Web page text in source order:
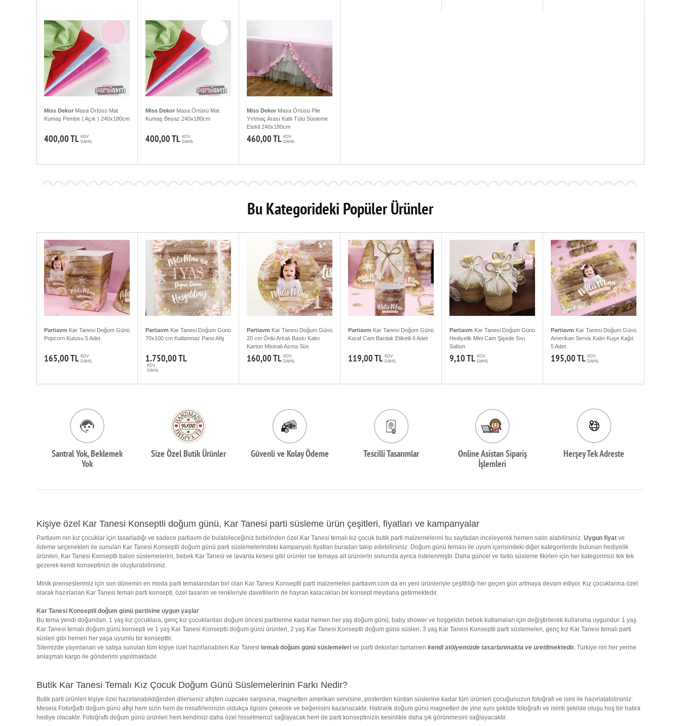
Miss Dekor Masa Örtüsü Mat
Kumaş Pembe ( Açık ) 240x180cm
400,00 TL KDV
DAHİL
Miss DekorMasa Örtüsü Mat
Kumaş Beyaz 240x180cm
400,00 TL KDV
DAHİL
Miss DekorMasa Örtüsü Pile
Yırtmaç Arası Katlı Tütü Süsleme
Etekli 240x180cm
460,00 TL KDV
DAHİL
Bu Kategorideki Popüler Ürünler
Partiavm Kar Tanesi Doğum Günü
Popcorn Kutusu 5 Adet
165,00 TL KDV
DAHİL
Partiavm Kar Tanesi Doğum Günü
70x100 cm Katlanmaz Pano Afiş
1.750,00 TL
KDV
DAHİL
Partiavm Kar Tanesi Doğum Günü
20 cm Önlü Arkalı Baskı Kalın
Karton Misinalı Asma Süs
160,00 TL KDV
DAHİL
Partiavm Kar Tanesi Doğum Günü
Karaf Cam Bardak Etiketli 6 Adet
119,00 TL KDV
DAHİL
Partiavm Kar Tanesi Doğum Günü
Hediyelik Mini Cam Şişede Sıvı
Sabun
9,10 TL KDV
DAHİL
Partiavm Kar Tanesi Doğum Günü
Amerikan Servis Kalın Kuşe Kağıt
5 Adet
195,00 TL KDV
DAHİL
Santral Yok, Beklemek
Yok
Size Özel Butik Ürünler Güvenli ve Kolay Ödeme Tescilli Tasarımlar
Online Asistan Sipariş
İşlemleri
Herşey Tek Adreste
Kişiye özel Kar Tanesi Konseptli doğum günü, Kar Tanesi parti süsleme ürün çeşitleri, fiyatları ve kampanyalar
Partiavm nin kız çocuklar için tasarladığı ve sadece partiavm de bulabileceğiniz birbirinden özel Kar Tanesi temalı kız çocuk butik parti malzemelerini bu sayfadan inceleyerek hemen satın alabilirsiniz. Uygun fiyat ve
ödeme seçenekleri ile sunulan Kar Tanesi Konseptli doğum günü parti süslemelerindeki kampanyalı fiyatları buradan takip edebilirsiniz. Doğum günü teması ile uyum içerisindeki diğer kategorilerde bulunan hediyelik
ürünleri, Kar Tanesi Konseptli balon süslemelerini, bebek Kar Tanesi ve lavanta kesesi gibi ürünler ise temaya ait ürünlerin sonunda ayrıca listelenmiştir. Daha güncel ve farklı süsleme fikirleri için her kategorimizi tek tek
gezerek kendi konseptinizi de oluşturabilirsiniz.
Minik prenseslerimiz için son dönemin en moda parti temalarından biri olan Kar Tanesi Konseptli parti malzemeleri partiavm.com da en yeni ürünleriyle çeşitliliği her geçen gün artmaya devam ediyor. Kız çocuklarına özel
olarak hazırlanan Kar Tanesi temalı parti konsepti, özel tasarım ve renkleriyle davetlilerin de hayran kalacakları bir konsept meydana getirmektedir.
Kar Tanesi Konseptli doğum günü partisine uygun yaşlar
Bu tema yendi doğandan, 1 yaş kız çocuklara, genç kız çocuklardan doğum öncesi partilerine kadar hemen her yaş doğum günü, baby shower ve hoşgeldin bebek kutlamaları için değiştirilerek kullanıma uygundur. 1 yaş
Kar Tanesi temalı doğum günü konsepti ve 1 yaş Kar Tanesi Konseptli doğum günü ürünleri, 2 yaş Kar Tanesi Konseptli doğum günü süsleri, 3 yaş Kar Tanesi Konseptli parti süslemeleri, genç kız Kar Tanesi temalı parti
süsleri gibi hemen her yaşa uyumlu bir konsepttir.
Sitemizde yayınlanan ve satışa sunulan tüm kişiye özel hazırlanabilen Kar Tanesi temalı doğum günü süslemeleri ve parti dekorları tamamen kendi atölyemizde tasarlanmakta ve üretilmektedir. Türkiye nin her yerine
anlaşmalı kargo ile gönderimi yapılmaktadır.
Butik Kar Tanesi Temalı Kız Çocuk Doğum Günü Süslemelerinin Farkı Nedir?
Butik parti ürünleri kişiye özel hazırlanabildiğinden dilerseniz afişten cupcake sargısına, magnetten amerikan servisine, posterden kürdan süslerine kadar tüm ürünleri çocuğunuzun fotoğrafı ve ismi ile hazırlatabilirsiniz.
Mesela Fotorğaflı doğum günü afişi hem sizin hem de misafirlerinizin oldukça ilgisini çekecek ve beğenisini kazanacaktır. Hatıralık doğum günü magnetleri de yine aynı şekilde fotoğraflı ve isimli şekilde oluşu hoş bir hatıra
hediye olacaktır. Fotoğraflı doğum günü ürünleri hem kendinizi daha özel hissetmenizi sağlayacak hem de parti konseptinizin kesinlikle daha şık görünmesini sağlayacaktır.